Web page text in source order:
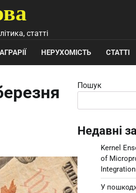
статті
АГРАРІЇ НЕРУХОМІСТЬ СТАТТІ
Пошук
Недавні
Kernel
of
Integration
У